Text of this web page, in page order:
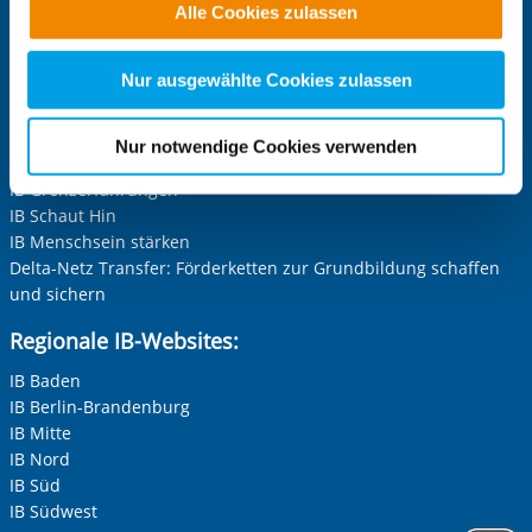
alle Cookie-Kategorien auswählen. Sie können mittels
nachfolgender Buttons über Ihre Einwilligung für diese
Zwecke entscheiden und Ihre erteilte Einwilligung stets
für die Zukunft widerrufen. Bitte beachten Sie: Ihre
Cookies, die erforderlich zur Bereitstellung der von Ihnen
aufgerufenen und somit gewünschten Website-
Funktionen sind. Diese Cookies setzen wir aufgrund
berechtigter Interessen und daher unabhängig von einer
Einwilligung.
Alle Cookies zulassen
Nur ausgewählte Cookies zulassen
Nur notwendige Cookies verwenden
Stiftung Schwarz-Rot-Bunt
Projekt-Websites:
Inklusion leben und erleben im IB
IB Grenzerfahrungen
IB Schaut Hin
IB Menschsein stärken
Delta-Netz Transfer: Förderketten zur Grundbildung schaffen
und sichern
Regionale IB-Websites:
IB Baden
IB Berlin-Brandenburg
IB Mitte
IB Nord
IB Süd
IB Südwest